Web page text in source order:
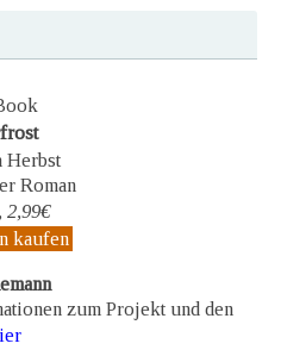
Herbst
Roman
2,99€
kaufen
zum Projekt und den